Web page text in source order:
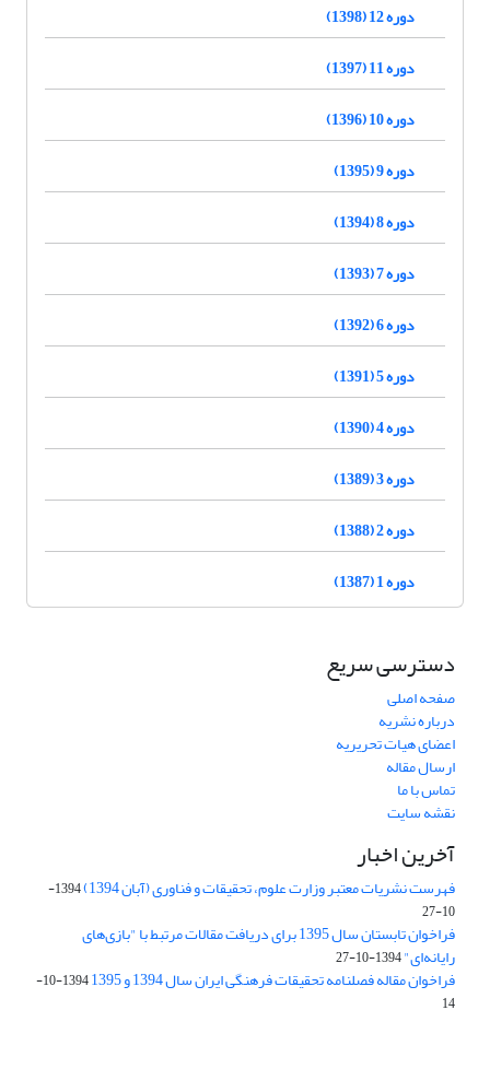
دوره 12 (1398)
دوره 11 (1397)
دوره 10 (1396)
دوره 9 (1395)
دوره 8 (1394)
دوره 7 (1393)
دوره 6 (1392)
دوره 5 (1391)
دوره 4 (1390)
دوره 3 (1389)
دوره 2 (1388)
دوره 1 (1387)
دسترسی سریع
صفحه اصلی
درباره نشریه
اعضای هیات تحریریه
ارسال مقاله
تماس با ما
نقشه سایت
آخرین اخبار
فهرست نشریات معتبر وزارت علوم، تحقیقات و فناوری (آبان 1394)
1394-
10-27
فراخوان تابستان سال 1395 برای دریافت مقالات مرتبط با "بازی‌های
رایانه‌ای"1394-10-27
فراخوان مقاله فصلنامه تحقیقات فرهنگی ایران سال 1394 و 1395
1394-10-
14